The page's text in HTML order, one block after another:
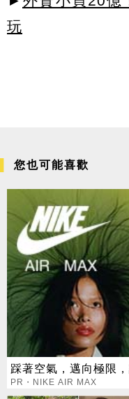
玩
您也可能喜歡
踩著空氣，邁向極限
PR・NIKE AIR MAX